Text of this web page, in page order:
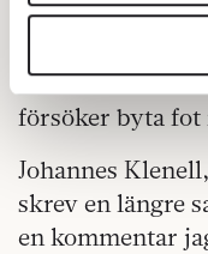
vidarebefordrar
information från din
annons- och
Dessa kan i sin tur
information som du
samlat in när du har
Om du vill läsa mer
kan du göra dethär.
efter att ha
ska nämnas. En
försöker byta fot
Johannes
skrev en längre
en kommentar